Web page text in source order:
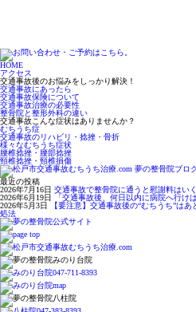
HOME
アクセス
交通事故後のお悩みをしっかり解決！
交通事故にあったら
交通事故保険について
交通事故治療の必要性
整骨院と整形外科の違い
交通事故こんな症状はありませんか？
むちうち症
交通事故のリハビリ・捻挫・骨折
様々なむちうち症状
腰椎捻挫・腰部捻挫
頸椎捻挫・頸椎損傷
最近の投稿
2026年7月16日 交通事故で整骨院に通うと慰謝料はい
2026年6月19日
「交通事故後、何日以内に病院へ行け
2026年5月3日
【要注意】交通事故後の“むちうち”は
処法